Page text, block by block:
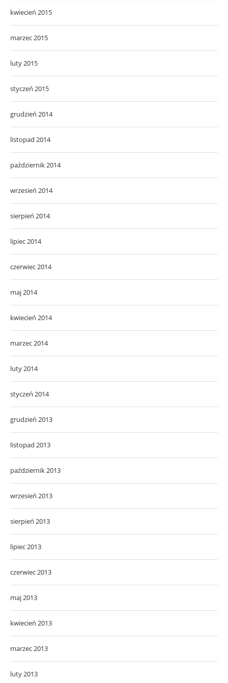
kwiecień 2015
marzec 2015
luty 2015
styczeń 2015
grudzień 2014
listopad 2014
październik 2014
wrzesień 2014
sierpień 2014
lipiec 2014
czerwiec 2014
maj 2014
kwiecień 2014
marzec 2014
luty 2014
styczeń 2014
grudzień 2013
listopad 2013
październik 2013
wrzesień 2013
sierpień 2013
lipiec 2013
czerwiec 2013
maj 2013
kwiecień 2013
marzec 2013
luty 2013